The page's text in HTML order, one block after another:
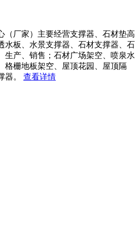
（厂家）主要经营支撑器、石材垫高
水板、水景支撑器、石材支撑器、石
生产、销售；石材广场架空、喷泉水
格栅地板架空、屋顶花园、屋顶隔
器。 查看详情